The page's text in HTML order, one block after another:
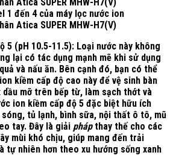
1 đến 4 của máy lọc nước ion
Atica SUPER MHW-H7(V)
5 (pH 10.5-11.5): Loại nước này không
lại có tác dụng mạnh mẽ khi sử dụng
và nấu ăn. Bên cạnh đó, bạn có thể
kiềm cấp độ cao này để vệ sinh bàn
dầu mỡ trên bếp từ, làm sạch thớt và
ion kiềm cấp độ 5 đặc biệt hữu ích
tủ lạnh, bình sữa, nội thất ô tô, mũ
tay. Đây là giải pháp thay thế cho các
mùi khó chịu, giúp mang đến trải
tự nhiên hơn theo xu hướng sống xanh